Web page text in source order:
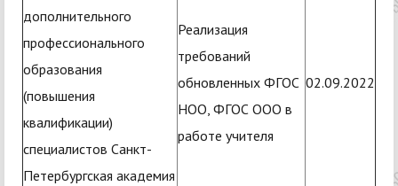
дополнительного
профессионального
образования
(повышения
квалификации)
специалистов Санкт-
Петербургская академия
Реализация
требований
обновленных ФГОС
НОО, ФГОС ООО в
работе учителя
02.09.2022